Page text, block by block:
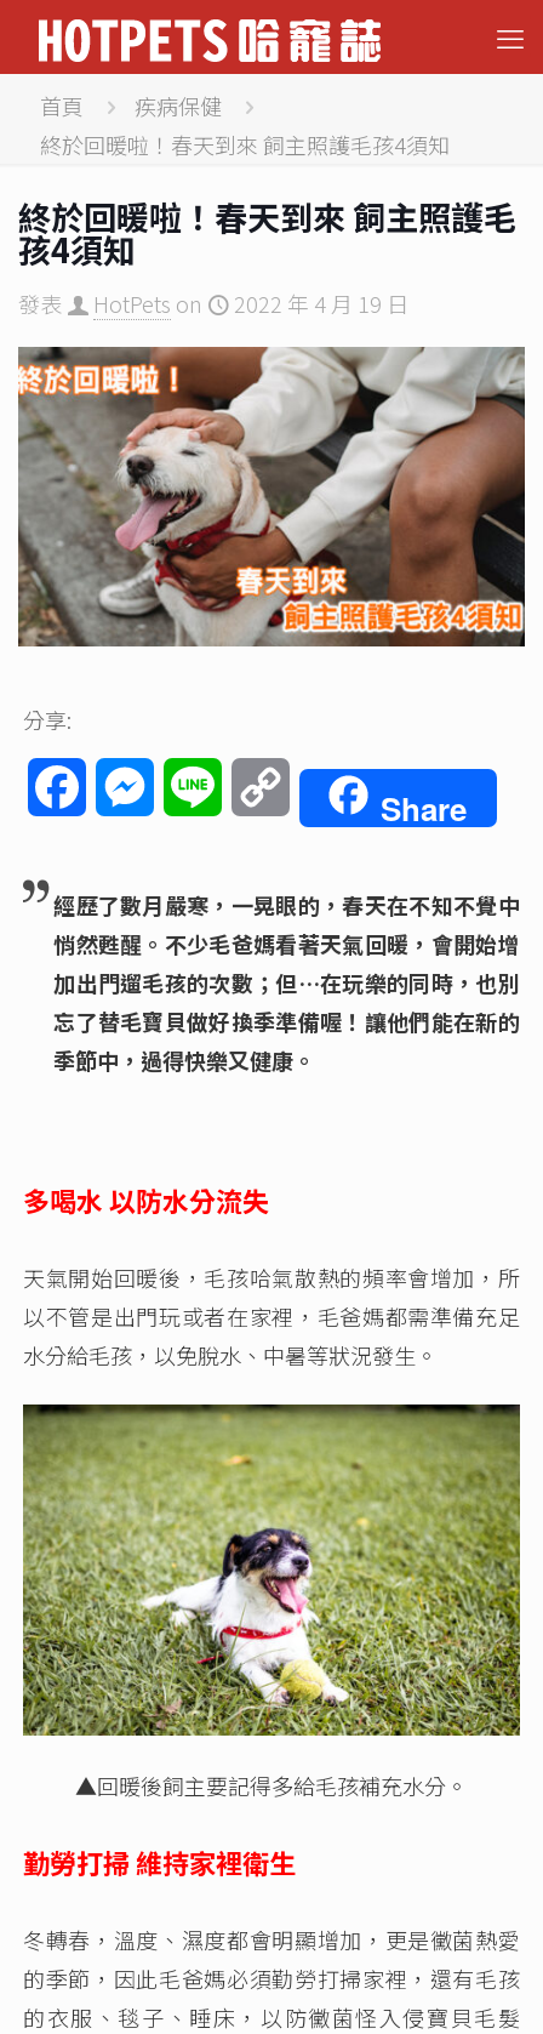
首頁
疾病保健
終於回暖啦！春天到來 飼主照護毛孩4須知
終於回暖啦！春天到來 飼主照護毛
孩4須知
發表 HotPets on 2022 年 4 月 19 日
分享:
FacebookMessenger
Line
Copy
Share
經歷了數月嚴寒，一晃眼的，春天在不知不覺中
悄然甦醒。不少毛爸媽看著天氣回暖，會開始增
加出門遛毛孩的次數；但…在玩樂的同時，也別
忘了替毛寶貝做好換季準備喔！讓他們能在新的
季節中，過得快樂又健康。
多喝水 以防水分流失
天氣開始回暖後，毛孩哈氣散熱的頻率會增加，所
以不管是出門玩或者在家裡，毛爸媽都需準備充足
水分給毛孩，以免脫水、中暑等狀況發生。
▲回暖後飼主要記得多給毛孩補充水分。
勤勞打掃 維持家裡衛生
冬轉春，溫度、濕度都會明顯增加，更是黴菌熱愛
的季節，因此毛爸媽必須勤勞打掃家裡，還有毛孩
的衣服、毯子、睡床，以防黴菌怪入侵寶貝毛髮